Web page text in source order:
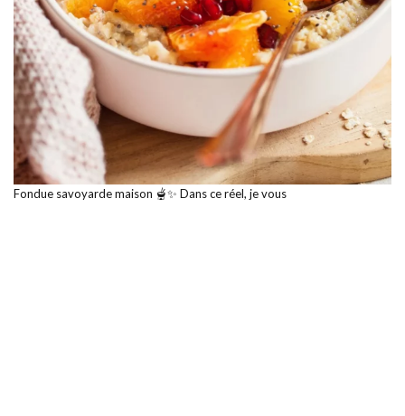
Fondue savoyarde maison 🫕✨ Dans ce réel, je vous